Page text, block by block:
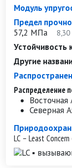
Модуль
Предел
57,2 МПа 8,30
Устойчивость
Другие
Распределение
Восточная
Северная
LC – Least